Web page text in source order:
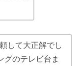
して大正解でし
グのテレビ台ま